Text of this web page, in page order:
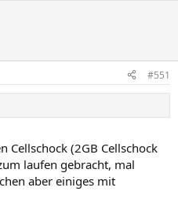
#551
Cellschock (2GB Cellschock
laufen gebracht, mal
aber einiges mit